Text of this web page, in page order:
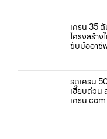
เครน 35
โครงสร้า
ขับมืออาชี
รถเครน
เฮี๊ยบด่วน
เครน.com